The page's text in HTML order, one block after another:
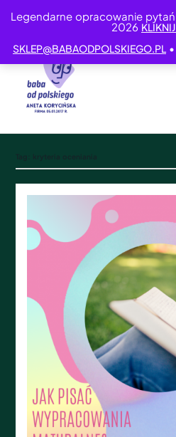
Legendarne opracowanie
2026
SKLEP@BABAODPOLSKIEGO.PL •